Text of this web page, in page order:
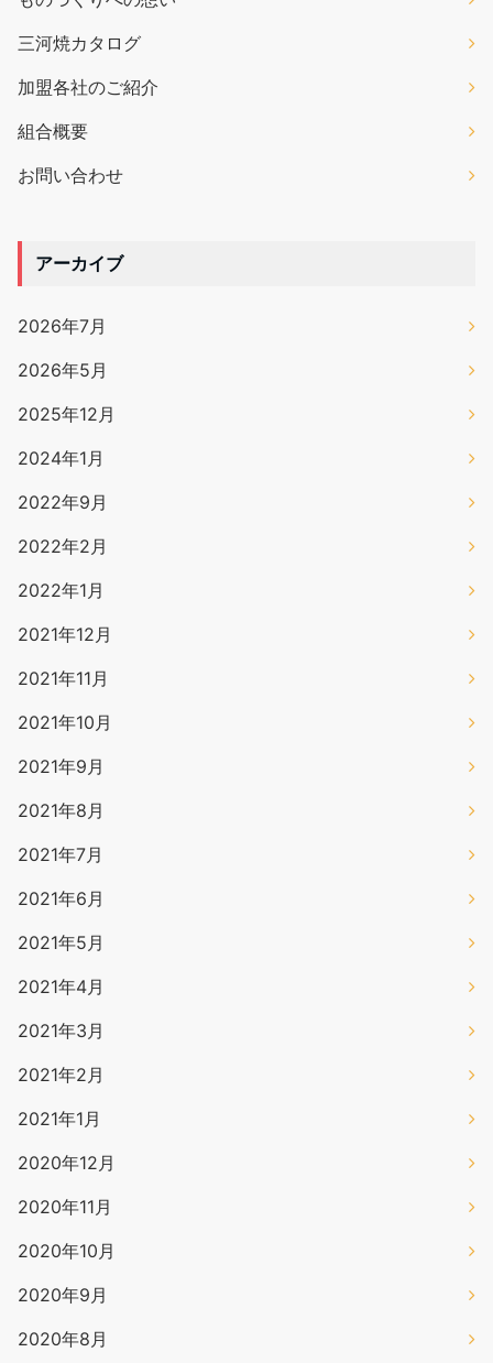
三河焼カタログ
加盟各社のご紹介
組合概要
お問い合わせ
アーカイブ
2026年7月
2026年5月
2025年12月
2024年1月
2022年9月
2022年2月
2022年1月
2021年12月
2021年11月
2021年10月
2021年9月
2021年8月
2021年7月
2021年6月
2021年5月
2021年4月
2021年3月
2021年2月
2021年1月
2020年12月
2020年11月
2020年10月
2020年9月
2020年8月